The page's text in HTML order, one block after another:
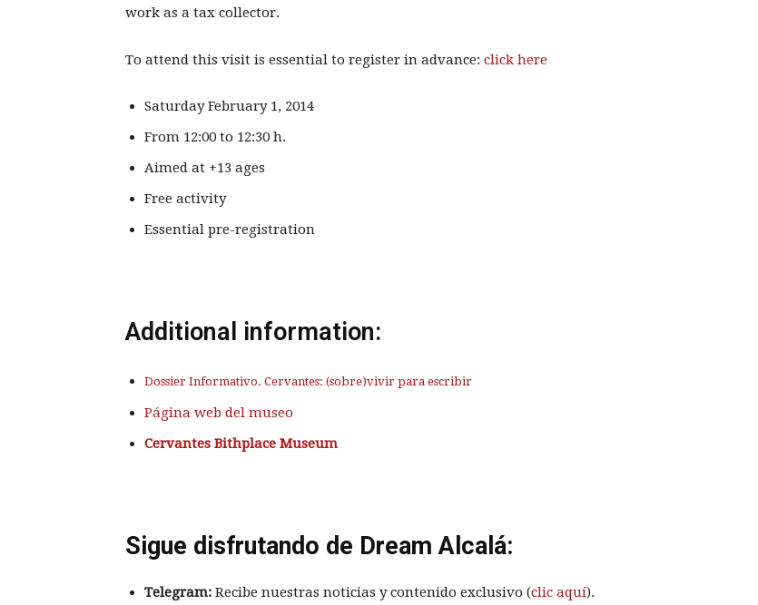
work as a tax collector.
To attend this visit is essential to register in advance: click here
Saturday February 1, 2014
From 12:00 to 12:30 h.
Aimed at +13 ages
Free activity
Essential pre-registration
Additional information:
Dossier Informativo. Cervantes: (sobre)vivir para escribir
Página web del museo
Cervantes Bithplace Museum
Sigue disfrutando de Dream Alcalá:
Telegram: Recibe nuestras noticias y contenido exclusivo (clic aquí).